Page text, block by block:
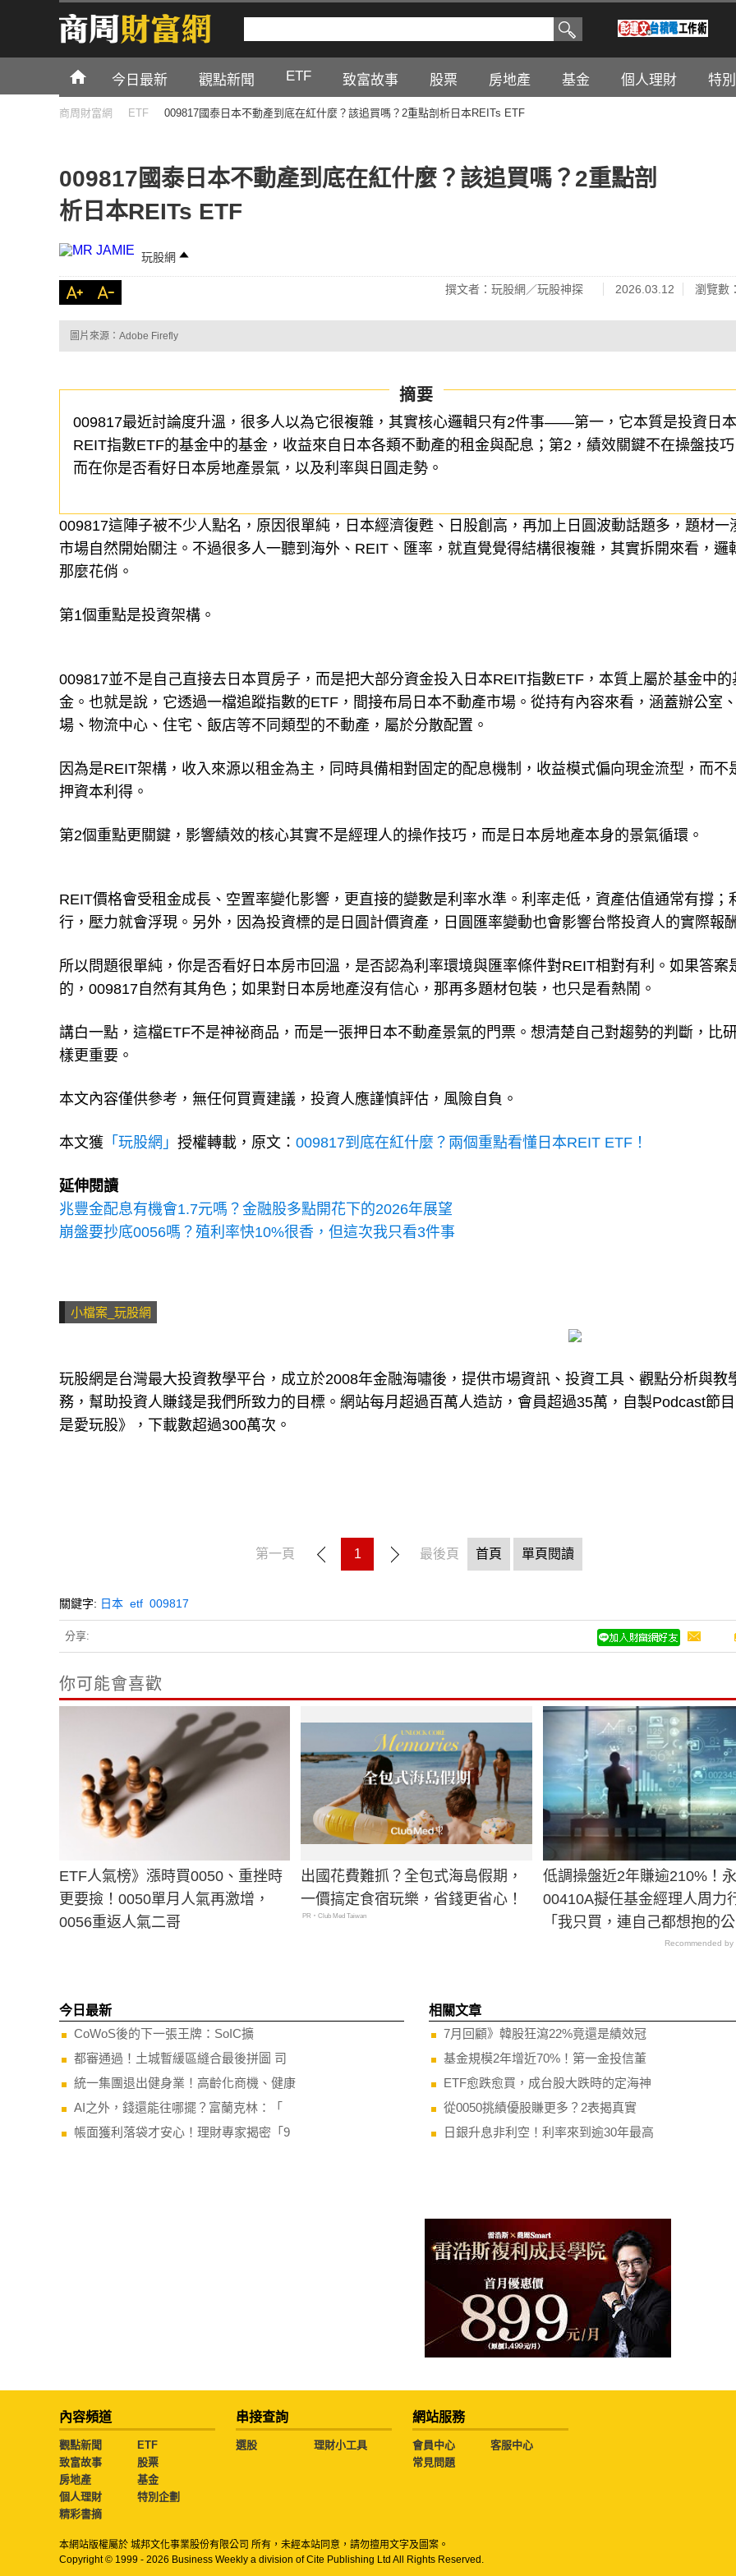
今日最新 觀點新聞 ETF 致富故事 股票 房地產 基金 個人理財 特
商周財富網 ETF 009817國泰日本不動產到底在紅什麼？該追買嗎？2重點剖析日本REITs ETF
009817國泰日本不動產到底在紅什麼？該追買嗎？2重點剖
析日本REITs ETF
玩股網
撰文者：玩股網／玩股神探 2026.03.12 瀏覽數
圖片來源：Adobe Firefly
摘要
009817最近討論度升溫，很多人以為它很複雜，其實核心邏輯只有2件事——第一，它本質是投資日本
REIT指數ETF的基金中的基金，收益來自日本各類不動產的租金與配息；第2，績效關鍵不在操盤技
而在你是否看好日本房地產景氣，以及利率與日圓走勢。
009817這陣子被不少人點名，原因很單純，日本經濟復甦、日股創高，再加上日圓波動話題多，題材一
市場自然開始關注。不過很多人一聽到海外、REIT、匯率，就直覺覺得結構很複雜，其實拆開來看，邏
那麼花俏。
第1個重點是投資架構。
009817並不是自己直接去日本買房子，而是把大部分資金投入日本REIT指數ETF，本質上屬於基金中的
金。也就是說，它透過一檔追蹤指數的ETF，間接布局日本不動產市場。從持有內容來看，涵蓋辦公室
場、物流中心、住宅、飯店等不同類型的不動產，屬於分散配置。
因為是REIT架構，收入來源以租金為主，同時具備相對固定的配息機制，收益模式偏向現金流型，而不
押資本利得。
第2個重點更關鍵，影響績效的核心其實不是經理人的操作技巧，而是日本房地產本身的景氣循環。
REIT價格會受租金成長、空置率變化影響，更直接的變數是利率水準。利率走低，資產估值通常有撐；
行，壓力就會浮現。另外，因為投資標的是日圓計價資產，日圓匯率變動也會影響台幣投資人的實際報
所以問題很單純，你是否看好日本房市回溫，是否認為利率環境與匯率條件對REIT相對有利。如果答案
的，009817自然有其角色；如果對日本房地產沒有信心，那再多題材包裝，也只是看熱鬧。
講白一點，這檔ETF不是神祕商品，而是一張押日本不動產景氣的門票。想清楚自己對趨勢的判斷，比
樣更重要。
本文內容僅供參考，無任何買賣建議，投資人應謹慎評估，風險自負。
本文獲 「玩股網」 授權轉載，原文： 009817到底在紅什麼？兩個重點看懂日本REIT ETF！
延伸閱讀
兆豐金配息有機會1.7元嗎？金融股多點開花下的2026年展望
崩盤要抄底0056嗎？殖利率快10%很香，但這次我只看3件事
小檔案_玩股網
玩股網是台灣最大投資教學平台，成立於2008年金融海嘯後，提供市場資訊、投資工具、觀點分析與教
務，幫助投資人賺錢是我們所致力的目標。網站每月超過百萬人造訪，會員超過35萬，自製Podcast節
是愛玩股》，下載數超過300萬次。
第一頁 1 最後頁 首頁 單頁閱讀
關鍵字: 日本 etf 009817
分享:
你可能會喜歡
ETF人氣榜》漲時買0050、重挫時
更要撿！0050單月人氣再激增，
0056重返人氣二哥
出國花費難抓？全包式海島假期，
一價搞定食宿玩樂，省錢更省心！
PR・Club Med Taiwan
低調操盤近2年賺逾210%！
00410A擬任基金經理人周力
「我只買，連自己都想抱的公
Recommended by
今日最新
CoWoS後的下一張王牌：SoIC擴
都審通過！土城暫緩區縫合最後拼圖 司
統一集團退出健身業！高齡化商機、健康
AI之外，錢還能往哪擺？富蘭克林：「
帳面獲利落袋才安心！理財專家揭密「9
相關文章
7月回顧》韓股狂瀉22%竟還是績效冠
基金規模2年增近70%！第一金投信董
ETF愈跌愈買，成台股大跌時的定海神
從0050挑績優股賺更多？2表揭真實
日銀升息非利空！利率來到逾30年最高
內容頻道
觀點新聞
ETF
致富故事
股票
房地產
基金
個人理財
特別企劃
精彩書摘
串接查詢
選股 理財小工具
網站服務
會員中心
客服中心
常見問題
本網站版權屬於 城邦文化事業股份有限公司 所有，未經本站同意，請勿擅用文字及圖案。
Copyright © 1999 - 2026 Business Weekly a division of Cite Publishing Ltd All Rights Reserved.